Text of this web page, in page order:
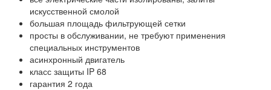
искусственной смолой
большая площадь фильтрующей сетки
просты в обслуживании, не требуют применения
специальных инструментов
асинхронный двигатель
класс защиты IP 68
гарантия 2 года